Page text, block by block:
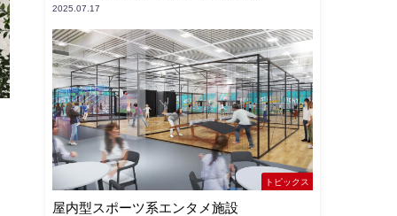
2025.07.17
トピックス
屋内型スポーツ系エンタメ施設